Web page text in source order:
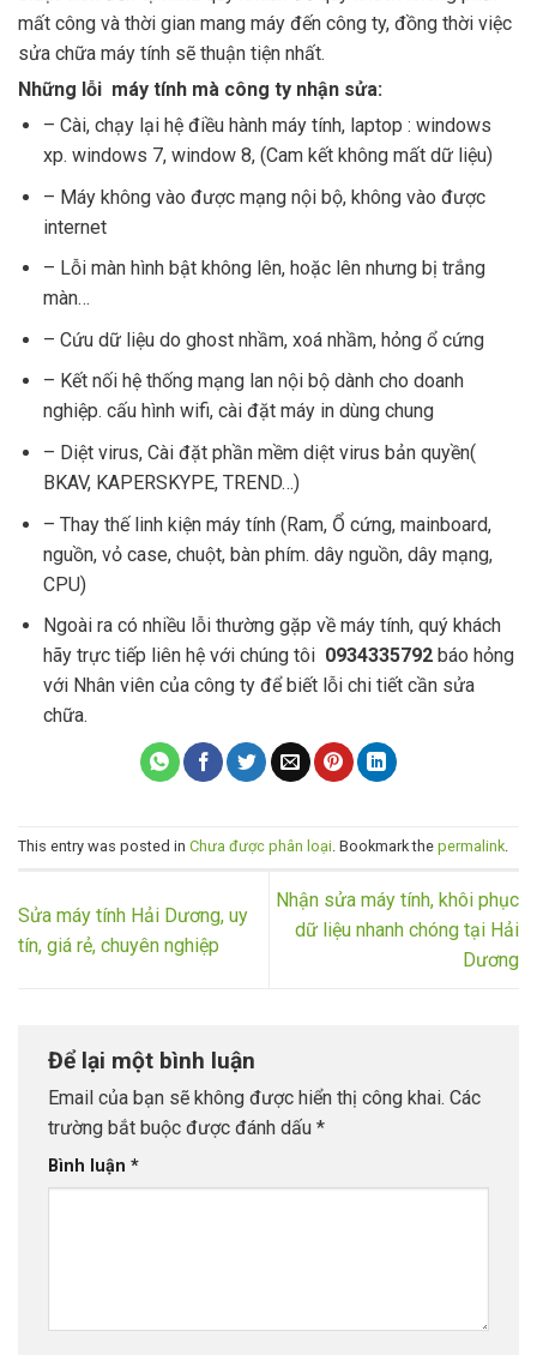
mất công và thời gian mang máy đến công ty, đồng thời việc
sửa chữa máy tính sẽ thuận tiện nhất.
Những lỗi máy tính mà công ty nhận sửa:
– Cài, chạy lại hệ điều hành máy tính, laptop : windows
xp. windows 7, window 8, (Cam kết không mất dữ liệu)
– Máy không vào được mạng nội bộ, không vào được
internet
– Lỗi màn hình bật không lên, hoặc lên nhưng bị trắng
màn…
– Cứu dữ liệu do ghost nhầm, xoá nhầm, hỏng ổ cứng
– Kết nối hệ thống mạng lan nội bộ dành cho doanh
nghiệp. cấu hình wifi, cài đặt máy in dùng chung
– Diệt virus, Cài đặt phần mềm diệt virus bản quyền(
BKAV, KAPERSKYPE, TREND…)
– Thay thế linh kiện máy tính (Ram, Ổ cứng, mainboard,
nguồn, vỏ case, chuột, bàn phím. dây nguồn, dây mạng,
CPU)
Ngoài ra có nhiều lỗi thường gặp về máy tính, quý khách
hãy trực tiếp liên hệ với chúng tôi 0934335792 báo hỏng
với Nhân viên của công ty để biết lỗi chi tiết cần sửa
chữa.
This entry was posted in Chưa được phân loại. Bookmark the permalink.
Sửa máy tính Hải Dương, uy
tín, giá rẻ, chuyên nghiệp
Nhận sửa máy tính, khôi phục
dữ liệu nhanh chóng tại Hải
Dương
Để lại một bình luận
Email của bạn sẽ không được hiển thị công khai. Các
trường bắt buộc được đánh dấu *
Bình luận *